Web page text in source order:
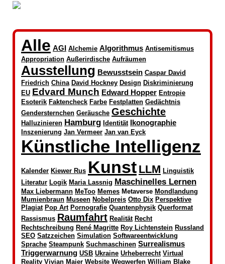
Alle AGI Alchemie Algorithmus Antisemitismus
Appropriation Außerirdische Aufräumen
Ausstellung Bewusstsein Caspar David
Friedrich China David Hockney Design Diskriminierung
EU Edvard Munch Edward Hopper Entropie
Esoterik Faktencheck Farbe Festplatten Gedächtnis
Gendersternchen Geräusche Geschichte
Halluzinieren Hamburg Identität Ikonographie
Inszenierung Jan Vermeer Jan van Eyck
Künstliche Intelligenz
Kalender Kiewer Rus Kunst LLM Linguistik
Literatur Logik Maria Lassnig Maschinelles Lernen
Max Liebermann MeToo Memes Metaverse Mondlandung
Mumienbraun Museen Nobelpreis Otto Dix Perspektive
Plagiat Pop Art Pornografie Quantenphysik Querformat
Rassismus Raumfahrt Realität Recht
Rechtschreibung René Magritte Roy Lichtenstein Russland
SEO Satzzeichen Simulation Softwareentwicklung
Sprache Steampunk Suchmaschinen Surrealismus
Triggerwarnung USB Ukraine Urheberrecht Virtual
Reality Vivian Maier Website Wegwerfen William Blake